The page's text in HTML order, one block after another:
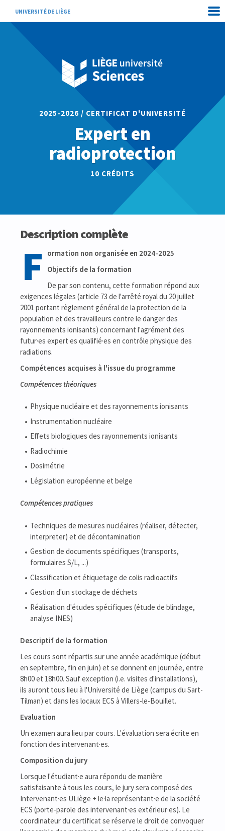
UNIVERSITÉ DE LIÈGE
2025-2026 / CERTIFICAT D'UNIVERSITÉ
Expert en
radioprotection
10 CRÉDITS
Description complète
F
ormation non organisée en 2024-2025
Objectifs de la formation
De par son contenu, cette formation répond aux
exigences légales (article 73 de l'arrêté royal du 20 juillet
2001 portant règlement général de la protection de la
population et des travailleurs contre le danger des
rayonnements ionisants) concernant l'agrément des
futur·es expert·es qualifié·es en contrôle physique des
radiations.
Compétences acquises à l'issue du programme
Compétences théoriques
Physique nucléaire et des rayonnements ionisants
Instrumentation nucléaire
Effets biologiques des rayonnements ionisants
Radiochimie
Dosimétrie
Législation européenne et belge
Compétences pratiques
Techniques de mesures nucléaires (réaliser, détecter,
interpreter) et de décontamination
Gestion de documents spécifiques (transports,
formulaires S/L, ...)
Classification et étiquetage de colis radioactifs
Gestion d'un stockage de déchets
Réalisation d'études spécifiques (étude de blindage,
analyse INES)
Descriptif de la formation
Les cours sont répartis sur une année académique (début
en septembre, fin en juin) et se donnent en journée, entre
8h00 et 18h00. Sauf exception (i.e. visites d'installations),
ils auront tous lieu à l'Université de Liège (campus du Sart-
Tilman) et dans les locaux ECS à Villers-le-Bouillet.
Evaluation
Un examen aura lieu par cours. L'évaluation sera écrite en
fonction des intervenant·es.
Composition du jury
Lorsque l'étudiant·e aura répondu de manière
satisfaisante à tous les cours, le jury sera composé des
Intervenant·es ULiège + le·la représentant·e de la société
ECS (porte-parole des intervenant·es extérieur·es). Le
coordinateur du certificat se réserve le droit de convoquer